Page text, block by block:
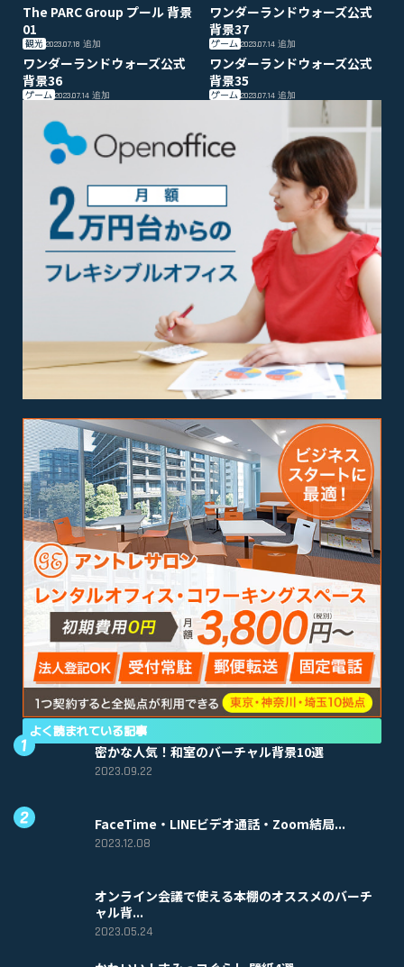
The PARC Group プール 背景
01
観光 2023.07.18 追加
ワンダーランドウォーズ公式
背景37
ゲーム 2023.07.14追加
ワンダーランドウォーズ公式
背景36
ゲーム 2023.07.14 追加
ワンダーランドウォーズ公式
背景35
ゲーム 2023.07.14追加
よく読まれている記事
密かな人気！和室のバーチャル背景10選
2023.09.22
FaceTime・LINEビデオ通話・Zoom結局...
2023.12.08
オンライン会議で使える本棚のオススメのバーチ
ャル背...
2023.05.24